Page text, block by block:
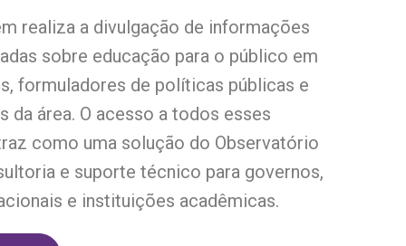
realiza a divulgação de informações
sobre educação para o público em
formuladores de políticas públicas e
da área. O acesso a todos esses
como uma solução do Observatório
e suporte técnico para governos,
e instituições acadêmicas.